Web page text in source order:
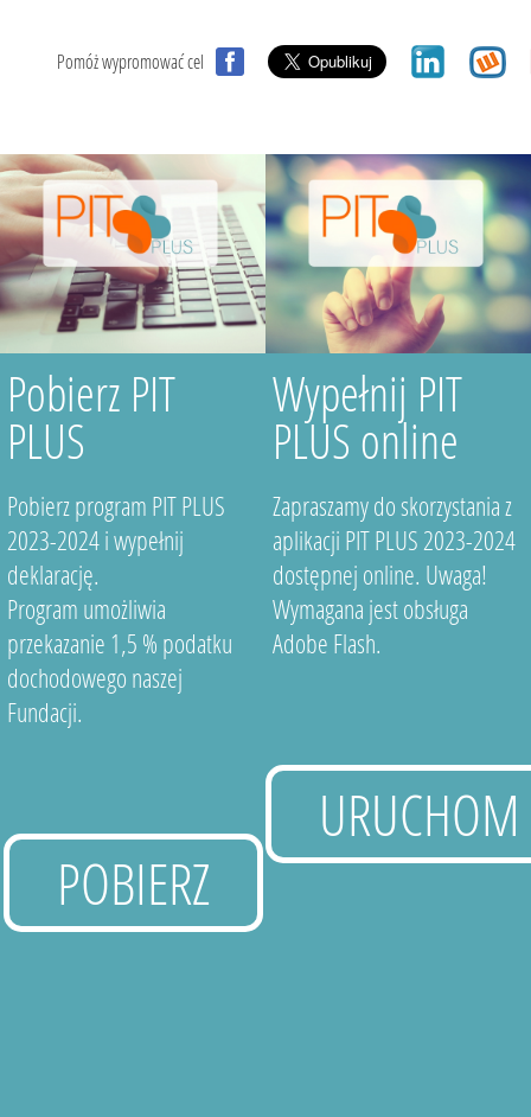
Pomóż wypromować cel
Pobierz PIT
PLUS
Pobierz program PIT PLUS
2023-2024 i wypełnij
deklarację.
Program umożliwia
przekazanie 1,5 % podatku
dochodowego naszej
Fundacji.
POBIERZ
Wypełnij PIT
PLUS online
Zapraszamy do skorzystania z
aplikacji PIT PLUS 2023-2024
dostępnej online. Uwaga!
Wymagana jest obsługa
Adobe Flash.
URUCHOM